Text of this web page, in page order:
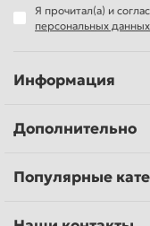
Я прочитал(а) и
персональных данных
Информация
Дополнительно
Популярные